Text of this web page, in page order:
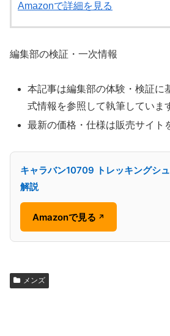
Amazonで詳細を見る
編集部の検証・一次情報
本記事は編集部の体験・検証に
式情報を参照して執筆していま
最新の価格・仕様は販売サイト
キャラバン10709 トレッキングシ
解説
Amazonで見る ↗
メンズ